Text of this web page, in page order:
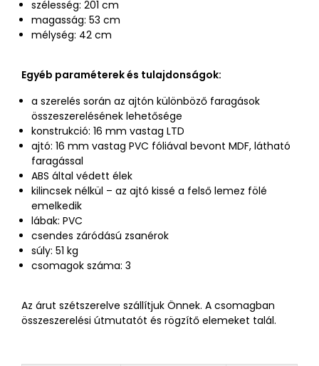
szélesség: 201 cm
magasság: 53 cm
mélység: 42 cm
Egyéb paraméterek és tulajdonságok:
a szerelés során az ajtón különböző faragások
összeszerelésének lehetősége
konstrukció: 16 mm vastag LTD
ajtó: 16 mm vastag PVC fóliával bevont MDF, látható
faragással
ABS által védett élek
kilincsek nélkül – az ajtó kissé a felső lemez fölé
emelkedik
lábak: PVC
csendes záródású zsanérok
súly: 51 kg
csomagok száma: 3
Az árut szétszerelve szállítjuk Önnek. A csomagban
összeszerelési útmutatót és rögzítő elemeket talál.